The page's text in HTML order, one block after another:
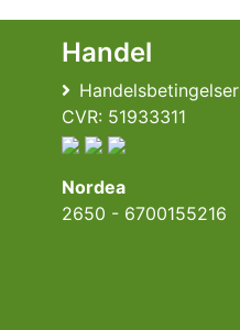
Handel
Handelsbetingelser
CVR: 51933311
Nordea
2650 - 6700155216